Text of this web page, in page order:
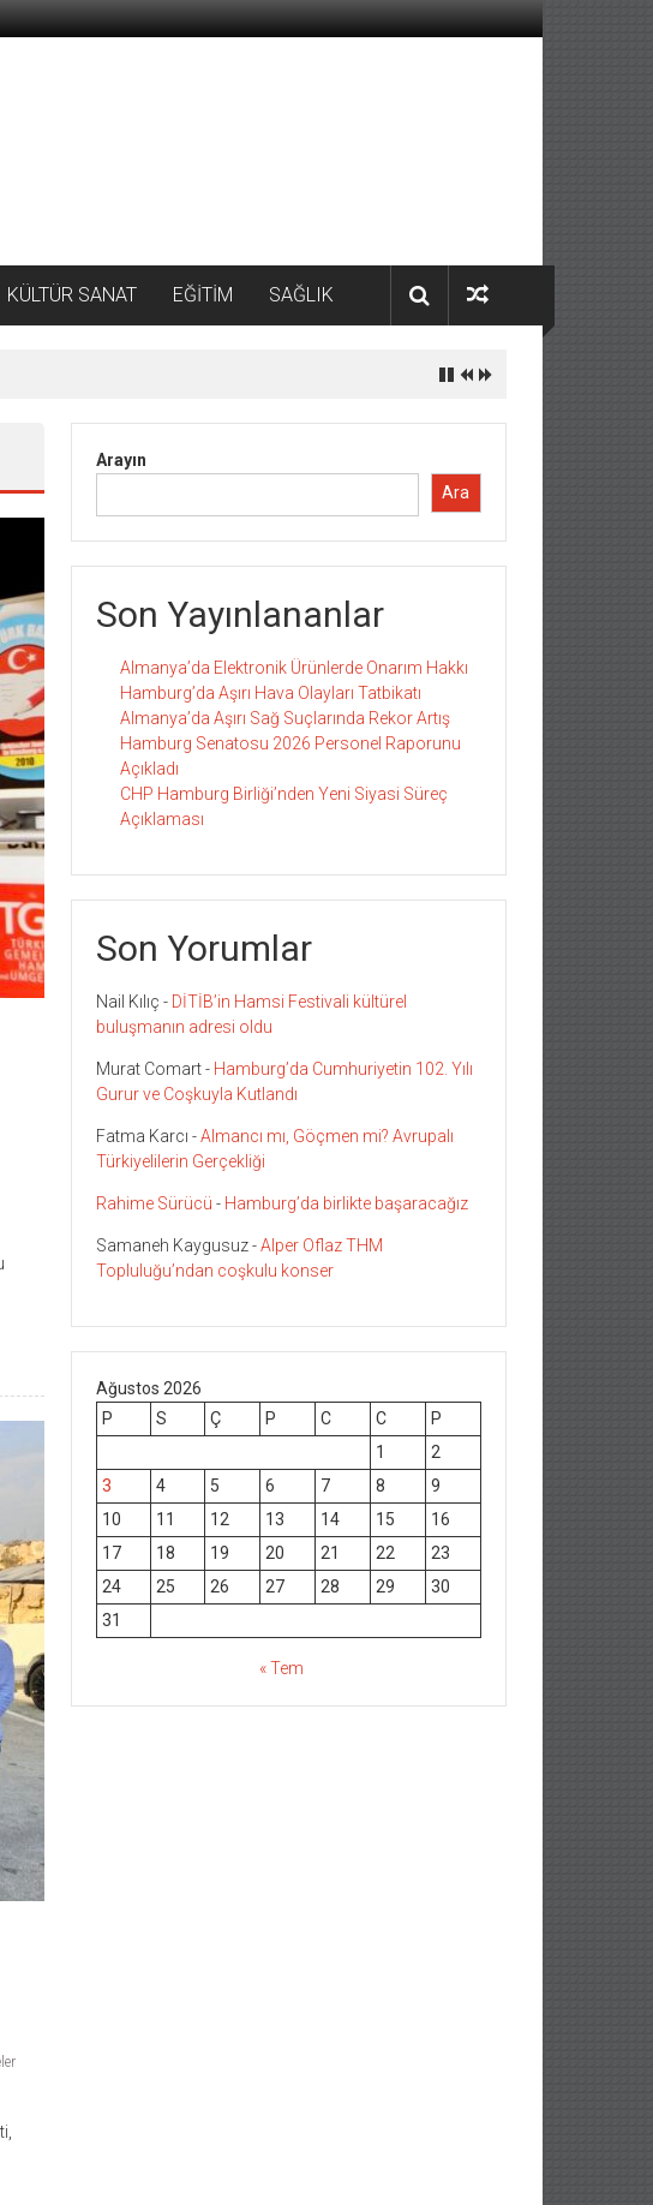
KÜLTÜR SANAT EĞİTİM SAĞLIK
Arayın
Ara
Son Yayınlananlar
Almanya’da Elektronik Ürünlerde Onarım Hakkı
Hamburg’da Aşırı Hava Olayları Tatbikatı
Almanya’da Aşırı Sağ Suçlarında Rekor Artış
Hamburg Senatosu 2026 Personel Raporunu
Açıkladı
CHP Hamburg Birliği’nden Yeni Siyasi Süreç
Açıklaması
Son Yorumlar
Nail Kılıç - DİTİB’in Hamsi Festivali kültürel
buluşmanın adresi oldu
Murat Comart- Hamburg’da Cumhuriyetin 102. Yılı
Gurur ve Coşkuyla Kutlandı
Fatma Karcı -Almancı mı, Göçmen mi? Avrupalı
Türkiyelilerin Gerçekliği
Rahime Sürücü - Hamburg’da birlikte başaracağız
Samaneh Kaygusuz-Alper Oflaz THM
Topluluğu’ndan coşkulu konser
Ağustos 2026
P
S Ç P C C
P
1
2
3
4 5 6 7 8
9
10
11 12 13 14 15
16
17
18 19 20 21 22
23
24
25 26 27 28 29
30
31
« Tem